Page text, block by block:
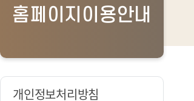
홈페이지이용안내
개인정보처리방침